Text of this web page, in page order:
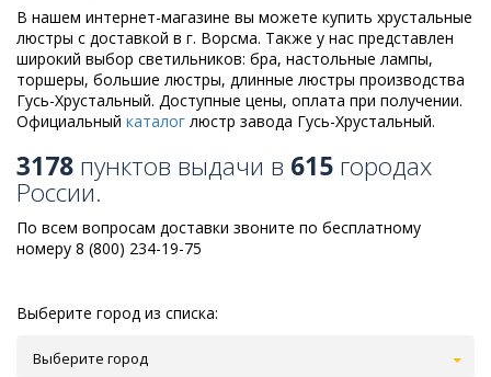
В нашем интернет-магазине вы можете купить хрустальные
люстры с доставкой в г. Ворсма. Также у нас представлен
широкий выбор светильников: бра, настольные лампы,
торшеры, большие люстры, длинные люстры производства
Гусь-Хрустальный. Доступные цены, оплата при получении.
Официальный каталог люстр завода Гусь-Хрустальный.
3178 пунктов выдачи в 615 городах
России.
По всем вопросам доставки звоните по бесплатному
номеру 8 (800) 234-19-75
Выберите город из списка:
Выберите город